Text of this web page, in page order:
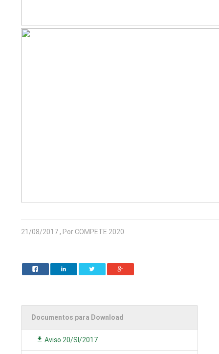
21/08/2017 , Por COMPETE 2020
Documentos para Download
Aviso 20/SI/2017